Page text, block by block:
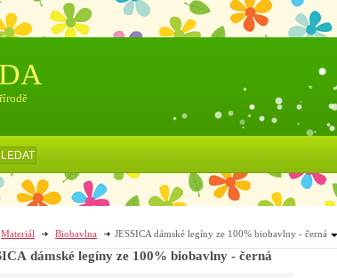
Materiál Biobavlna JESSICA dámské legíny ze 100% biobavlny - černá
dámské legíny ze 100% biobavlny - černá